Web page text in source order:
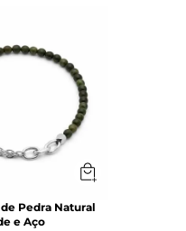
Pedra Natural
e Aço